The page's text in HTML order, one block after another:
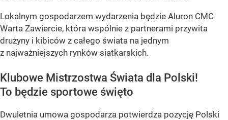
Lokalnym gospodarzem wydarzenia będzie Aluron CMC
Warta Zawiercie, która wspólnie z partnerami przywita
drużyny i kibiców z całego świata na jednym
z najważniejszych rynków siatkarskich.
Klubowe Mistrzostwa Świata dla Polski!
To będzie sportowe święto
Dwuletnia umowa gospodarza potwierdza pozycję Polski